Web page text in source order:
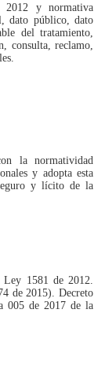
2012 y normativa
dato público, dato
del tratamiento,
consulta, reclamo,
la normatividad
y adopta esta
y lícito de la
1581 de 2012.
de 2015). Decreto
005 de 2017 de la